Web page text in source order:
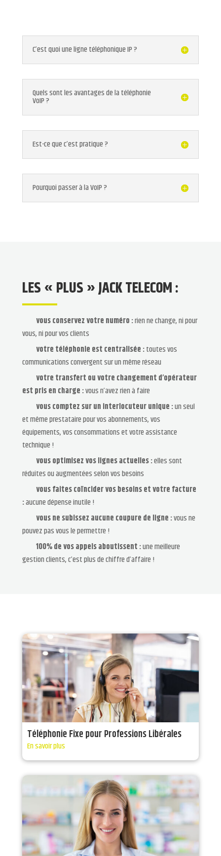
C’est quoi une ligne téléphonique IP ?
Quels sont les avantages de la téléphonie
VoIP ?
Est-ce que c’est pratique ?
Pourquoi passer à la VoIP ?
LES « PLUS » JACK TELECOM :
vous conservez votre numéro :rien ne change, ni pour
vous, ni pour vos clients
votre téléphonie est centralisée :toutes vos
communications convergent sur un même réseau
votre transfert ou votre changement d’opérateur
est pris en charge :vous n’avez rien à faire
vous comptez sur un interlocuteur unique :un seul
et même prestataire pour vos abonnements, vos
équipements, vos consommations et votre assistance
technique !
vous optimisez vos lignes actuelles :elles sont
réduites ou augmentées selon vos besoins
vous faites coïncider vos besoins et votre facture
:aucune dépense inutile !
vous ne subissez aucune coupure de ligne :vous ne
pouvez pas vous le permettre !
100% de vos appels aboutissent :une meilleure
gestion clients, c’est plus de chiffre d’affaire !
Téléphonie Fixe pour Professions Libérales
En savoir plus